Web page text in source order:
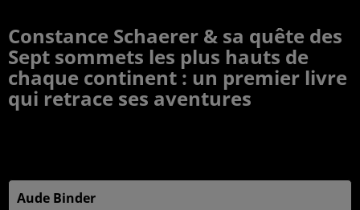
Constance Schaerer & sa quête des
Sept sommets les plus hauts de
chaque continent : un premier livre
qui retrace ses aventures
Aude Binder